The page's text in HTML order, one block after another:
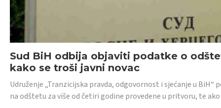
Sud BiH odbija objaviti podatke o
kako se troši javni novac
Udruženje „Tranzicijska pravda, odgovornost i sjećanje u
na odštetu za više od četiri godine provedene u pritvoru, te